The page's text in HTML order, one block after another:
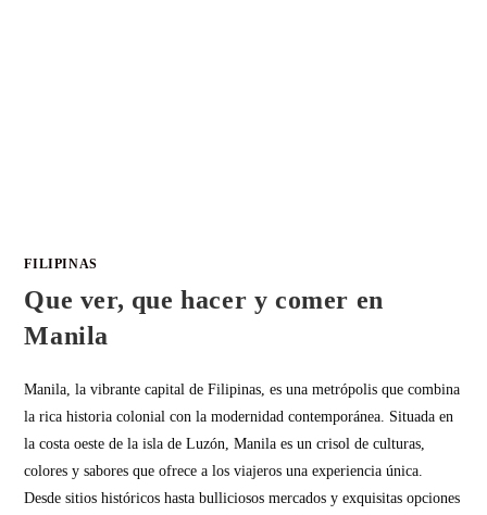
FILIPINAS
Que ver, que hacer y comer en
Manila
Manila, la vibrante capital de Filipinas, es una metrópolis que combina
la rica historia colonial con la modernidad contemporánea. Situada en
la costa oeste de la isla de Luzón, Manila es un crisol de culturas,
colores y sabores que ofrece a los viajeros una experiencia única.
Desde sitios históricos hasta bulliciosos mercados y exquisitas opciones